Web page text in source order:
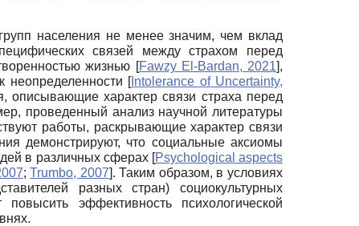
населения не менее значим, чем вклад
связей между страхом перед
жизнью [Fawzy El-Bardan, 2021],
неопределенности [Intolerance of Uncertainty,
описывающие характер связи страха перед
проведенный анализ научной литературы
работы, раскрывающие характер связи
демонстрируют, что социальные аксиомы
в различных сферах [Psychological aspects
;Trumbo, 2007]. Таким образом, в условиях
разных стран) социокультурных
эффективность психологической